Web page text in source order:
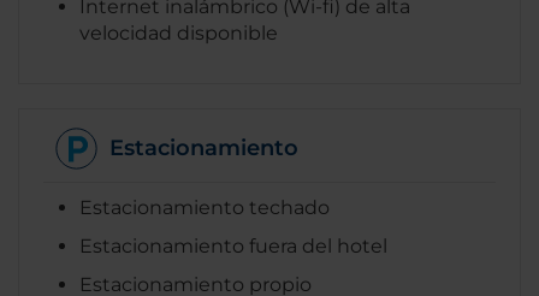
Internet inalámbrico (Wi-fi) de alta
velocidad disponible
Estacionamiento
Estacionamiento techado
Estacionamiento fuera del hotel
Estacionamiento propio